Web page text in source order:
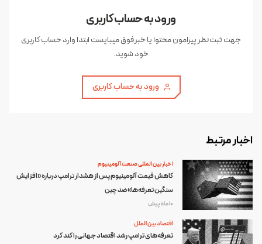
ورود به حساب کاربری
جهت ثبت نظر پیرامون محتوا یا خبر فوق میبایست ابتدا وارد حساب کاربری
خود شوید.
ورود به حساب کاربری
اخبار مرتبط
اخبار بین المللی صنعت آلومینیوم
کاهش قیمت آلومینیوم پس از هشدار ترامپ درباره «افزایش
سنگین تعرفه‌ها» ضد چین
10 ماه پیش
اقتصاد بین الملل
تعرفه‌های ترامپ رشد اقتصاد جهانی را کند کرد